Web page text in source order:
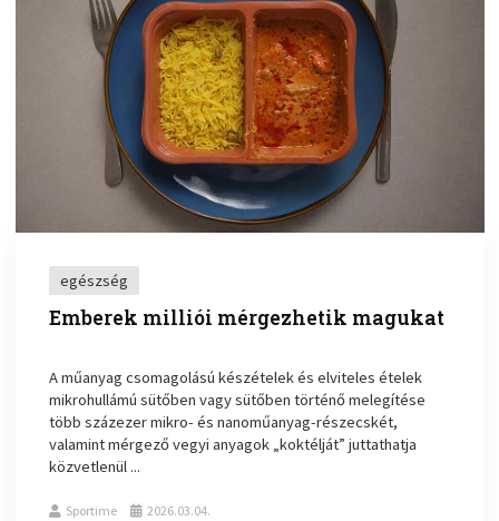
egészség
Emberek milliói mérgezhetik magukat
A műanyag csomagolású készételek és elviteles ételek
mikrohullámú sütőben vagy sütőben történő melegítése
több százezer mikro- és nanoműanyag-részecskét,
valamint mérgező vegyi anyagok „koktélját” juttathatja
közvetlenül ...
Sportime 2026.03.04.